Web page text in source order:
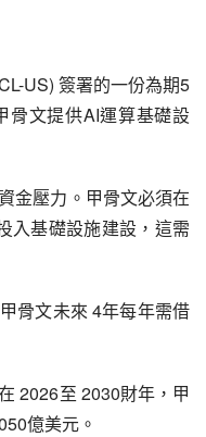
US) 簽署的一份為期5
骨文提供AI運算基礎設
金壓力。甲骨文必須在
入基礎設施建設，這需
骨文未來 4年每年需借
2026至 2030財年，甲
億美元。